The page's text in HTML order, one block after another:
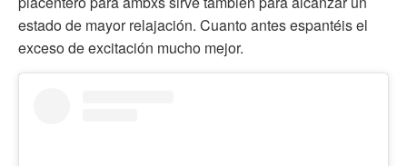
estado de mayor relajación. Cuanto antes espantéis el
exceso de excitación mucho mejor.